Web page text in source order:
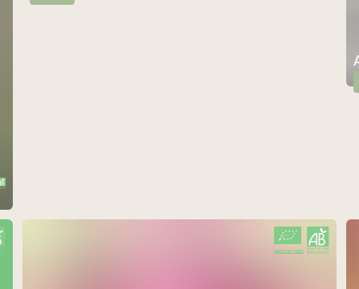
CERTIFIÉ PAR FR-BIO-01
AGRICULTURE FRANCE